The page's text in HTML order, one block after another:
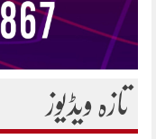
تازہ ویڈیوز